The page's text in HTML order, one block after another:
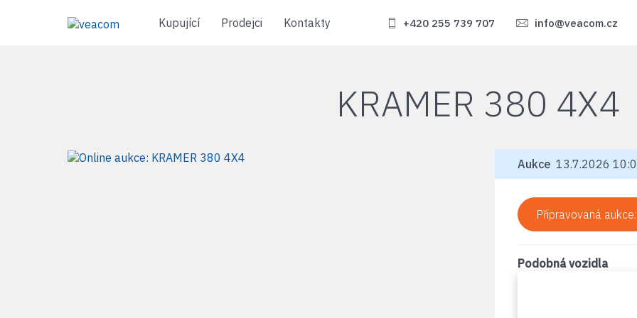
Kupující Prodejci Kontakty +420 255 739 707 info@veacom.cz
KRAMER 380 4X4
Aukce 13.7.2026
Připravovaná aukce:
Podobná vozidla